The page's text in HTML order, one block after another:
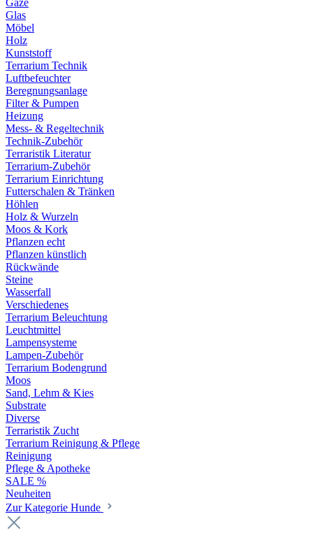
Gaze
Glas
Möbel
Holz
Kunststoff
Terrarium Technik
Luftbefeuchter
Beregnungsanlage
Filter & Pumpen
Heizung
Mess- & Regeltechnik
Technik-Zubehör
Terraristik Literatur
Terrarium-Zubehör
Terrarium Einrichtung
Futterschalen & Tränken
Höhlen
Holz & Wurzeln
Moos & Kork
Pflanzen echt
Pflanzen künstlich
Rückwände
Steine
Wasserfall
Verschiedenes
Terrarium Beleuchtung
Leuchtmittel
Lampensysteme
Lampen-Zubehör
Terrarium Bodengrund
Moos
Sand, Lehm & Kies
Substrate
Diverse
Terraristik Zucht
Terrarium Reinigung & Pflege
Reinigung
Pflege & Apotheke
SALE %
Neuheiten
Zur Kategorie Hunde